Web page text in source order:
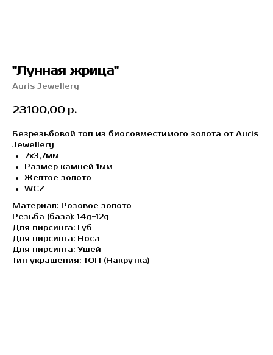
"Лунная жрица"
Auris Jewellery
23100,00 р.
Безрезьбовой топ из биосовместимого золота от Auris
Jewellery
7х3,7мм
Размер камней 1мм
Желтое золото
WCZ
Материал: Розовое золото
Резьба (база): 14g-12g
Для пирсинга: Губ
Для пирсинга: Носа
Для пирсинга: Ушей
Тип украшения: ТОП (Накрутка)